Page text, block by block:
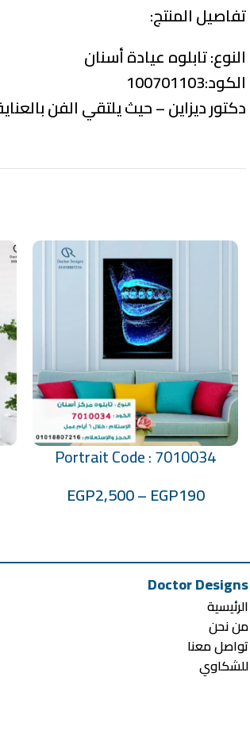
تفاصيل المنتج:
النوع:تابلوه عيادة أسنان
الكود:100701103
دكتور ديزاين – حيث يلتقي الفن
تحديد أحد الخيارات
Portrait Code : 7010034
EGP190
–
EGP2,500
Doctor Designs
الرئيسية
من نحن
تواصل معنا
للشكاوي